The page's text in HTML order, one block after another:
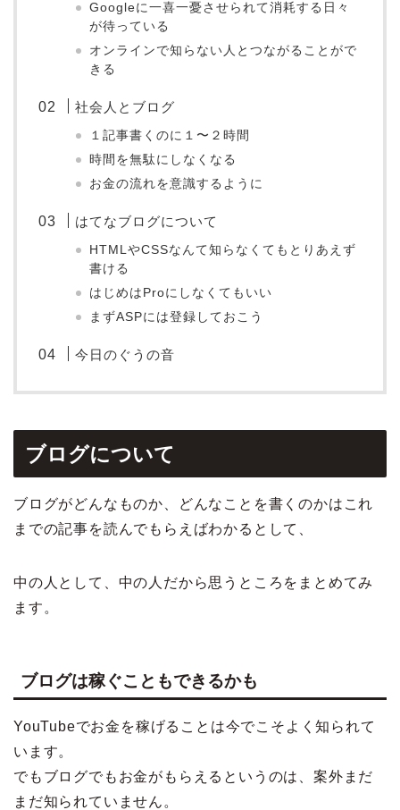
Googleに一喜一憂させられて消耗する日々
が待っている
オンラインで知らない人とつながることがで
きる
社会人とブログ
１記事書くのに１〜２時間
時間を無駄にしなくなる
お金の流れを意識するように
はてなブログについて
HTMLやCSSなんて知らなくてもとりあえず
書ける
はじめはProにしなくてもいい
まずASPには登録しておこう
今日のぐうの音
ブログについて
ブログがどんなものか、どんなことを書くのかはこれ
までの記事を読んでもらえばわかるとして、
中の人として、中の人だから思うところをまとめてみ
ます。
ブログは稼ぐこともできるかも
YouTubeでお金を稼げることは今でこそよく知られて
います。
でもブログでもお金がもらえるというのは、案外まだ
まだ知られていません。